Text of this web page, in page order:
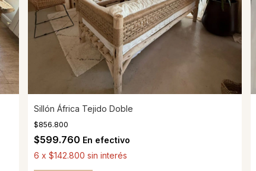
Sillón África Tejido Doble
$856.800
$599.760 En efectivo
6 x $142.800 sin interés